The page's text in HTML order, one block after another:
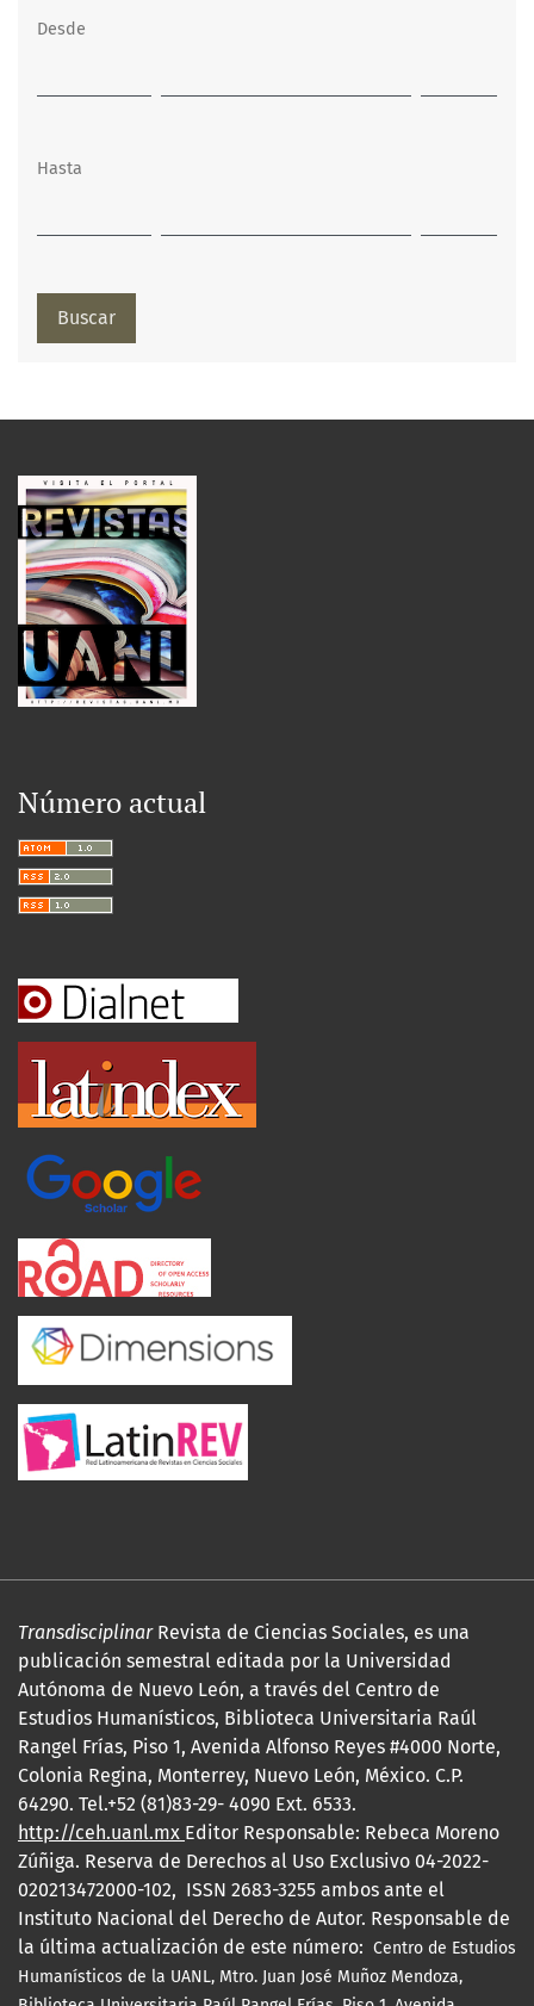
Desde
Hasta
Buscar
Número actual
TransdisciplinarRevista de Ciencias Sociales, es una
publicación semestral editada por la Universidad
Autónoma de Nuevo León, a través del Centro de
Estudios Humanísticos, Biblioteca Universitaria Raúl
Rangel Frías, Piso 1, Avenida Alfonso Reyes #4000 Norte,
Colonia Regina, Monterrey, Nuevo León, México. C.P.
64290. Tel.+52 (81)83-29- 4090 Ext. 6533.
http://ceh.uanl.mx Editor Responsable: Rebeca Moreno
Zúñiga. Reserva de Derechos al Uso Exclusivo 04-2022-
020213472000-102, ISSN 2683-3255 ambos ante el
Instituto Nacional del Derecho de Autor. Responsable de
la última actualización de este número: Centro de Estudios
Humanísticos de la UANL, Mtro. Juan José Muñoz Mendoza,